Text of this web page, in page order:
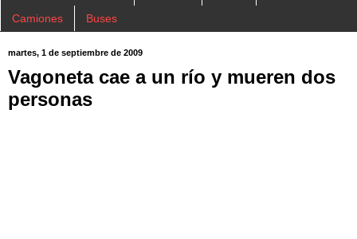
Camiones Buses
martes, 1 de septiembre de 2009
Vagoneta cae a un río y mueren dos
personas